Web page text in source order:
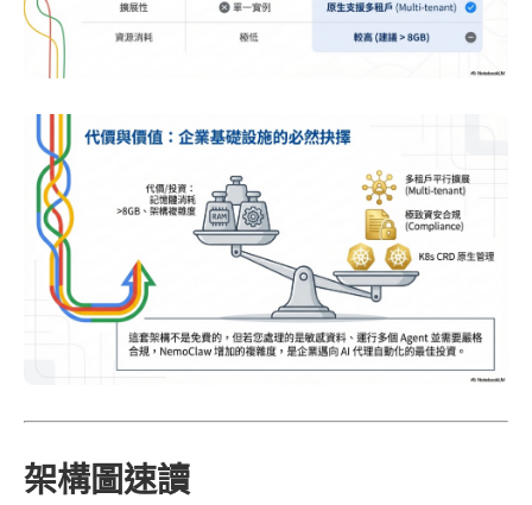
架構圖速讀